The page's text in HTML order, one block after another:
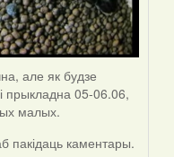
але як будзе
прыкладна 05-06.06,
малых.
пакідаць каментары.